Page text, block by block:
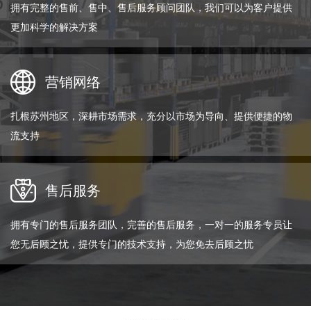
拥有完整的售前、售中、售后服务顾问团队，我们可以为客户提供
更加科学的解决方案
营销网络
扎根苏州地区，深耕市场需求，充分以市场为导向、提供便捷的物
流支持
售后服务
拥有专门的售后服务团队，完善的售后服务，一对一的服务专员让
您无后顾之忧，提供专门的技术支持，为您免去后顾之忧